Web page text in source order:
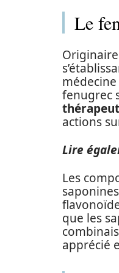
Le
fenugrec
actions
Lire
Les
que les
apprécié